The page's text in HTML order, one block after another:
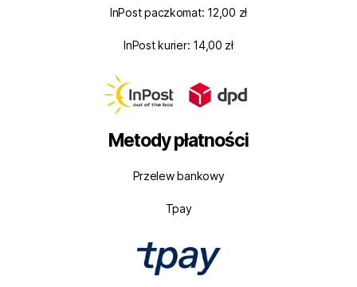
InPost paczkomat: 12,00 zł
InPost kurier: 14,00 zł
Metody płatności
Przelew bankowy
Tpay